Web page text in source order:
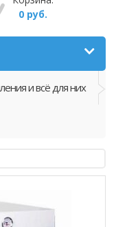
0 руб.
и всё для них